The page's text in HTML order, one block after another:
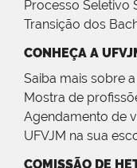
Processo Seletivo
Transição dos
CONHEÇA A
Saiba mais sobre a
Mostra de
Agendamento de
UFVJM na sua
COMISSÃO DE